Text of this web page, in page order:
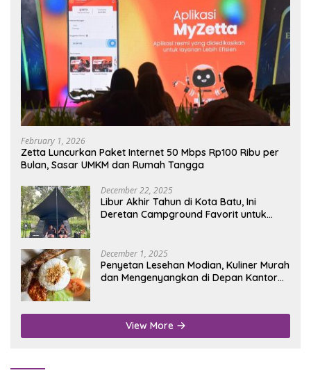
February 1, 2026
Zetta Luncurkan Paket Internet 50 Mbps Rp100 Ribu per
Bulan, Sasar UMKM dan Rumah Tangga
December 22, 2025
Libur Akhir Tahun di Kota Batu, Ini
Deretan Campground Favorit untuk
December 1, 2025
Penyetan Lesehan Modian, Kuliner Murah
dan Mengenyangkan di Depan Kantor
View More